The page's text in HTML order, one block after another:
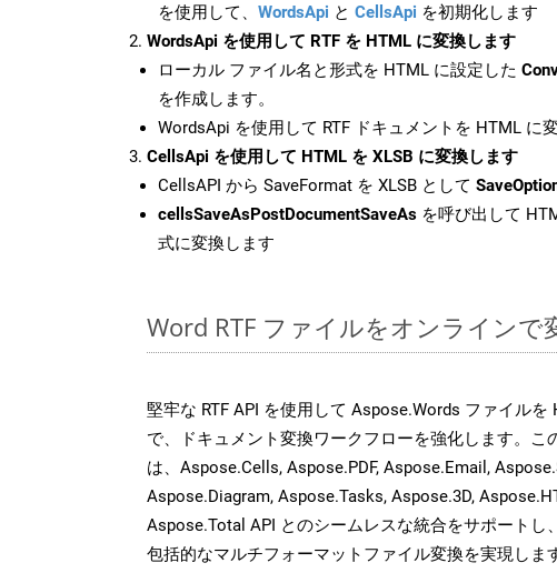
を使用して、 WordsApi と CellsApi を初期化します
WordsApi を使用して RTF を HTML に変換します
ローカル ファイル名と形式を HTML に設定した
を作成します。
WordsApi を使用して RTF ドキュメントを HTML に変
CellsApi を使用して HTML を XLSB に変換します
CellsAPI から SaveFormat を XLSB として
cellsSaveAsPostDocumentSaveAs を呼び出して
式に変換します
Word RTF ファイルをオンラインで
堅牢な RTF API を使用して Aspose.Words ファイルを
で、ドキュメント変換ワークフローを強化します。こ
は、Aspose.Cells, Aspose.PDF, Aspose.Email,
Aspose.Diagram, Aspose.Tasks, Aspose.3D,
Aspose.Total API とのシームレスな統合をサポートし
包括的なマルチフォーマットファイル変換を実現しま